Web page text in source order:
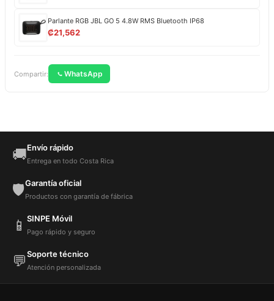
Parlante RGB JBL GO 5 4.8W RMS Bluetooth IP68
₡21,562
Compartir: WhatsApp
🚚Envío rápido
Entrega en todo Costa Rica
🛡️Garantía oficial
Productos con garantía de fábrica
📱 SINPE Móvil
Pago rápido y seguro
💬Soporte técnico
Atención personalizada